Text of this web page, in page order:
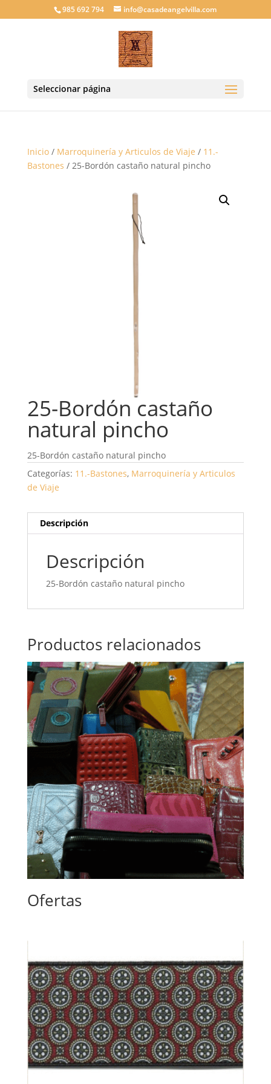
985 692 794 info@casadeangelvilla.com
Seleccionar página
Inicio/ Marroquinería y Articulos de Viaje / 11.-
Bastones / 25-Bordón castaño natural pincho
25-Bordón castaño
natural pincho
25-Bordón castaño natural pincho
Categorías: 11.-Bastones, Marroquinería y Articulos
de Viaje
Descripción
Descripción
25-Bordón castaño natural pincho
Productos relacionados
Ofertas